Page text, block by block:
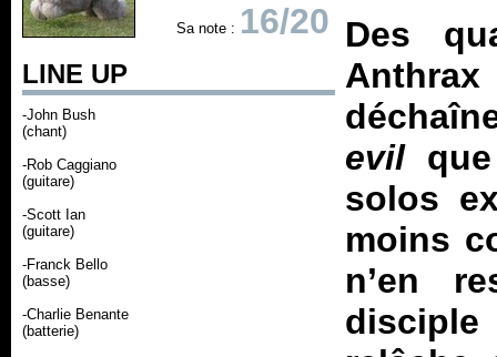
Sa note : 16/20
LINE UP
-John Bush
(chant)
-Rob Caggiano
(guitare)
-Scott Ian
(guitare)
-Franck Bello
(basse)
-Charlie Benante
(batterie)
Des
evilque
solos
moins
n’en